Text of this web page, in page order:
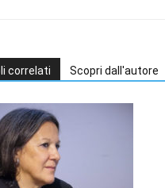
correlati Scopri dall'autore